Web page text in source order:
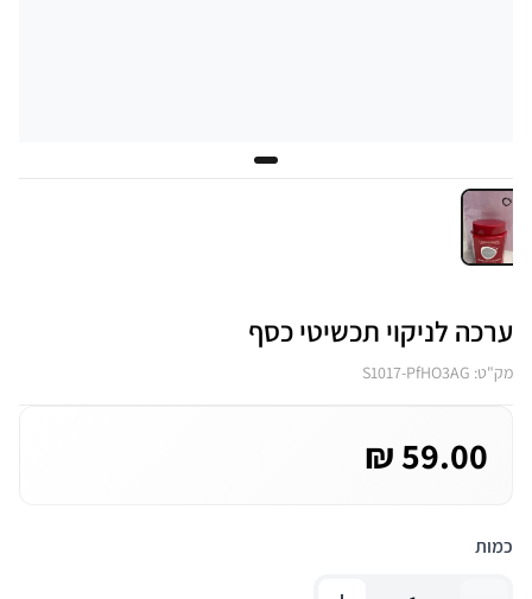
ערכה לניקוי תכשיטי כסף
מק"ט: S1017-PfHO3AG
59.00 ₪
כמות